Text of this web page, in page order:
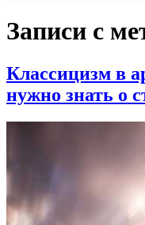
Записи с
Классицизм в
нужно знать о